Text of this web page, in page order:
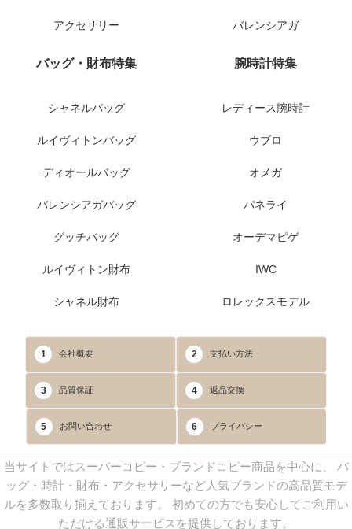
アクセサリー バレンシアガ
バッグ・財布特集
シャネルバッグ
ルイヴィトンバッグ
ディオールバッグ
バレンシアガバッグ
グッチバッグ
ルイヴィトン財布
シャネル財布
腕時計特集
レディース腕時計
ウブロ
オメガ
パネライ
オーデマピゲ
IWC
ロレックスモデル
1 会社概要 2 支払い方法
3 品質保証 4 返品交換
5 お問い合わせ 6 プライバシー
当サイトではスーパーコピー・ブランドコピー商品を中心に、 バ
ッグ・時計・財布・アクセサリーなど人気ブランドの高品質モデ
ルを多数取り揃えております。 初めての方でも安心してご利用い
ただける通販サービスを提供しております。